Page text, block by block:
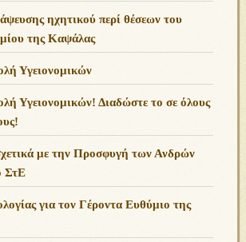
ηχητικού περί θέσεων του
της Καψάλας
Υγειονομικών
Υγειονομικών! Διαδώστε το σε όλους
με την Προσφυγή των Ανδρών
ΣτΕ
για τον Γέροντα Ευθύμιο της